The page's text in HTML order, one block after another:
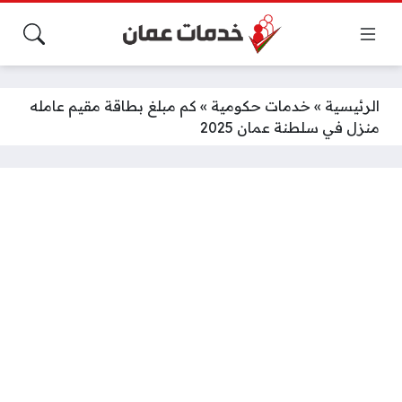
الرئيسية » خدمات حكومية » كم مبلغ بطاقة مقيم عامله
منزل في سلطنة عمان 2025